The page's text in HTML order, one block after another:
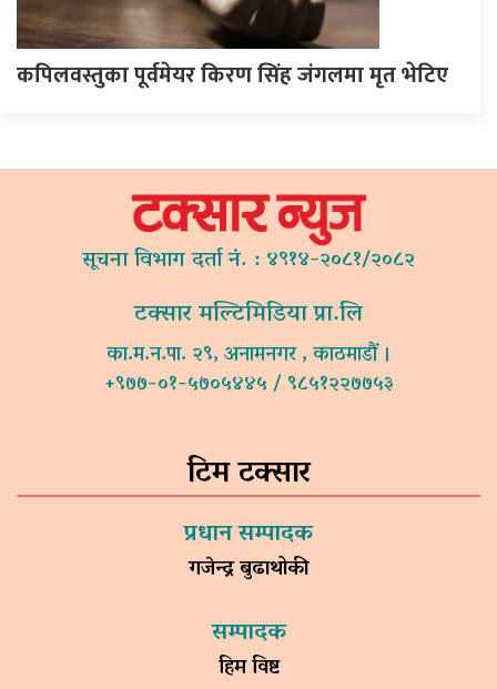
कपिलवस्तुका पूर्वमेयर किरण सिंह जंगलमा मृत भेटिए
सूचना विभाग दर्ता नं. : ४९१४-२०८१/२०८२
टक्सार मल्टिमिडिया प्रा.लि
का.म.न.पा. २९, अनामनगर , काठमाडौं ।
+९७७-०१-५७०५४४५ / ९८५१२२७७५३
टिम टक्सार
प्रधान सम्पादक
गजेन्द्र बुढाथोकी
सम्पादक
हिम विष्ट